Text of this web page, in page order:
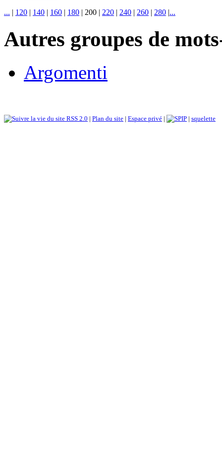
... | 120 | 140 | 160 | 180 | 200 | 220 | 240 | 260 | 280 |...
Autres groupes de
Argomenti
RSS 2.0 | Plan du site | Espace privé | | squelette